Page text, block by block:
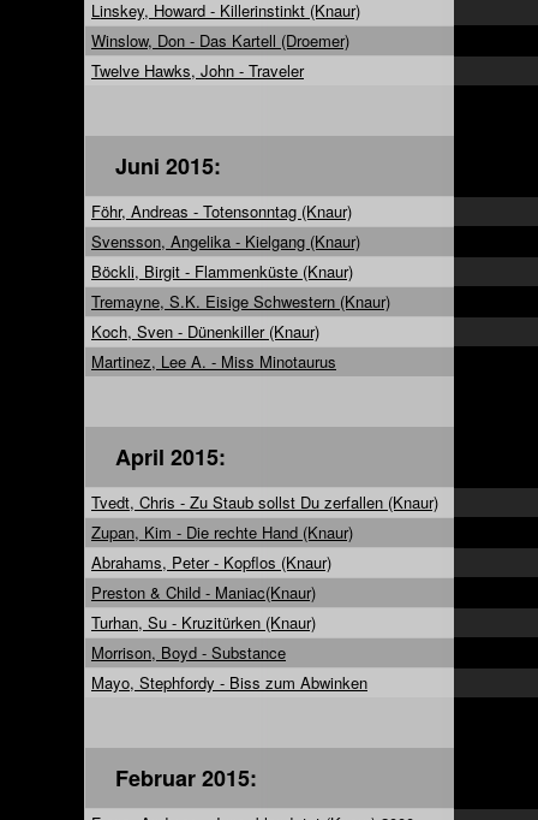
Linskey, Howard - Killerinstinkt (Knaur)
Winslow, Don - Das Kartell (Droemer)
Twelve Hawks, John - Traveler
Juni 2015:
Föhr, Andreas - Totensonntag (Knaur)
Svensson, Angelika - Kielgang (Knaur)
Böckli, Birgit - Flammenküste (Knaur)
Tremayne, S.K. Eisige Schwestern (Knaur)
Koch, Sven - Dünenkiller (Knaur)
Martinez, Lee A. - Miss Minotaurus
April 2015:
Tvedt, Chris - Zu Staub sollst Du zerfallen (Knaur)
Zupan, Kim - Die rechte Hand (Knaur)
Abrahams, Peter - Kopflos (Knaur)
Preston & Child - Maniac(Knaur)
Turhan, Su - Kruzitürken (Knaur)
Morrison, Boyd - Substance
Mayo, Stephfordy - Biss zum Abwinken
Februar 2015: